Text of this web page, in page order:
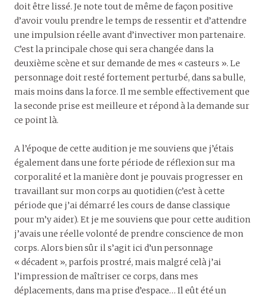
doit être lissé. Je note tout de même de façon positive
d’avoir voulu prendre le temps de ressentir et d’attendre
une impulsion réelle avant d’invectiver mon partenaire.
C’est la principale chose qui sera changée dans la
deuxième scène et sur demande de mes « casteurs ». Le
personnage doit resté fortement perturbé, dans sa bulle,
mais moins dans la force. Il me semble effectivement que
la seconde prise est meilleure et répond à la demande sur
ce point là.
A l’époque de cette audition je me souviens que j’étais
également dans une forte période de réflexion sur ma
corporalité et la manière dont je pouvais progresser en
travaillant sur mon corps au quotidien (c’est à cette
période que j’ai démarré les cours de danse classique
pour m’y aider). Et je me souviens que pour cette audition
j’avais une réelle volonté de prendre conscience de mon
corps. Alors bien sûr il s’agit ici d’un personnage
« décadent », parfois prostré, mais malgré celà j’ai
l’impression de maîtriser ce corps, dans mes
déplacements, dans ma prise d’espace… Il eût été un